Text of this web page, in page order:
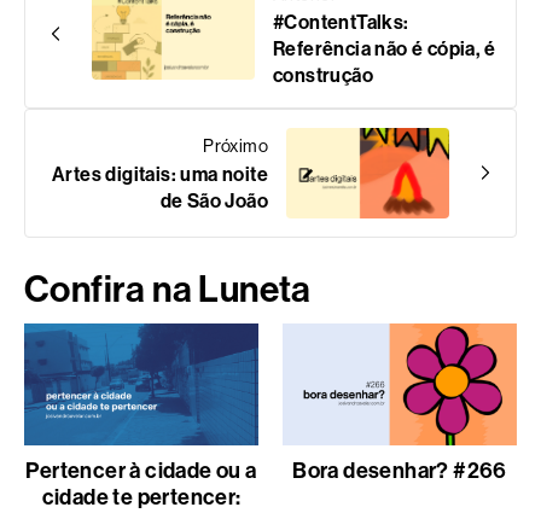
#ContentTalks:
Referência não é cópia, é
construção
Próximo
Artes digitais: uma noite
de São João
Confira na Luneta
Pertencer à cidade ou a
cidade te pertencer:
Bora desenhar? #266